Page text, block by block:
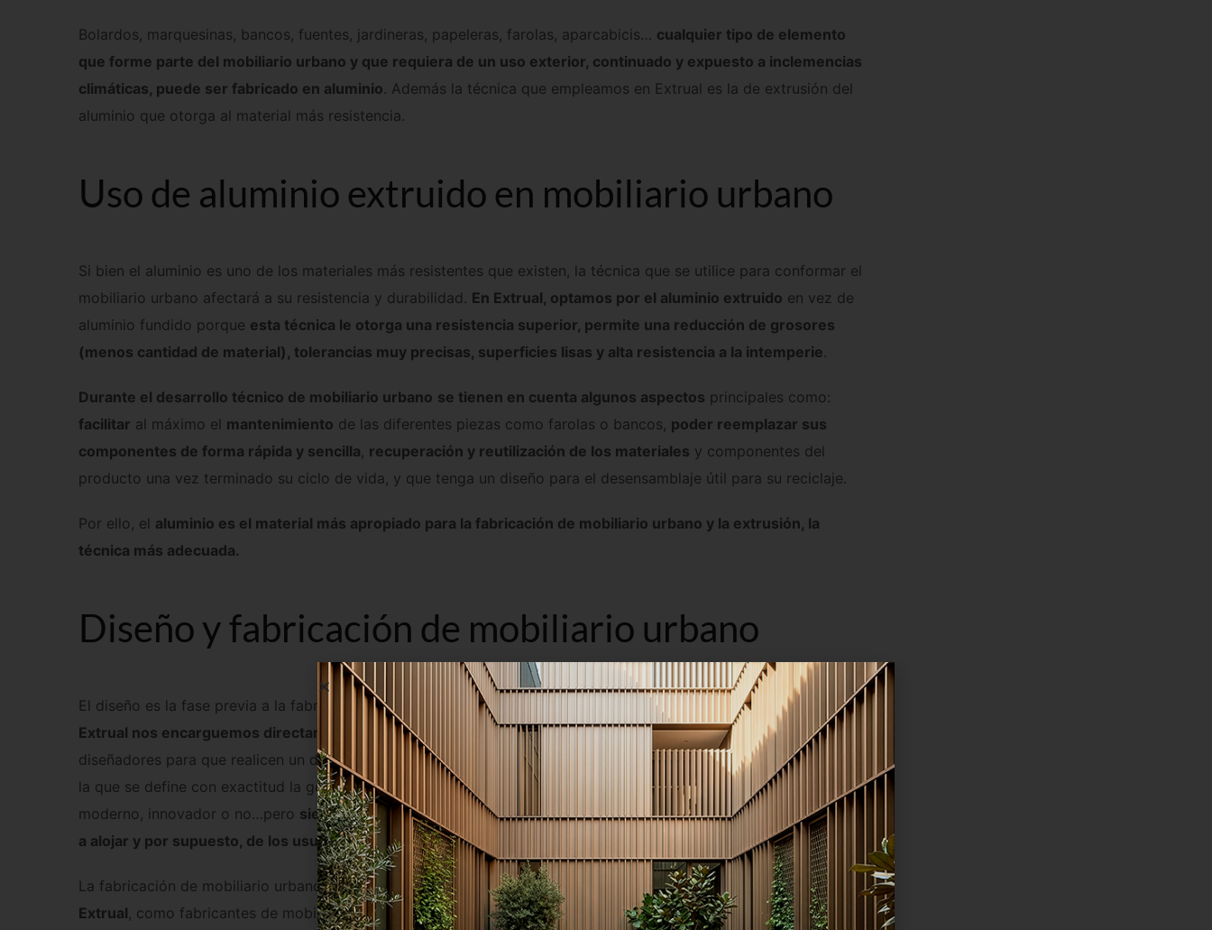
Bolardos, marquesinas, bancos, fuentes, jardineras, papeleras, farolas, aparcabicis… cualquier tipo de elemento
que forme parte del mobiliario urbano y que requiera de un uso exterior, continuado y expuesto a inclemencias
climáticas, puede ser fabricado en aluminio. Además la técnica que empleamos en Extrual es la de extrusión del
aluminio que otorga al material más resistencia.
Uso de aluminio extruido en mobiliario urbano
Si bien el aluminio es uno de los materiales más resistentes que existen, la técnica que se utilice para conformar el
mobiliario urbano afectará a su resistencia y durabilidad. En Extrual, optamos por el aluminio extruido en vez de
aluminio fundido porque esta técnica le otorga una resistencia superior, permite una reducción de grosores
(menos cantidad de material), tolerancias muy precisas, superficies lisas y alta resistencia a la intemperie.
Durante el desarrollo técnico de mobiliario urbano se tienen en cuenta algunos aspectos principales como:
facilitar al máximo el mantenimiento de las diferentes piezas como farolas o bancos, poder reemplazar sus
componentes de forma rápida y sencilla, recuperación y reutilización de los materiales y componentes del
producto una vez terminado su ciclo de vida, y que tenga un diseño para el desensamblaje útil para su reciclaje.
Por ello, el aluminio es el material más apropiado para la fabricación de mobiliario urbano y la extrusión, la
técnica más adecuada.
Diseño y fabricación de mobiliario urbano
El diseño es la fase previa a la fabricación. Muchos de nuestros clientes, nos facilitan sus planos para que
desde
Extrual nos encarguemos directamente de la fabricación
. En otras ocasiones, el cliente confía su idea a nuestros
diseñadores para que realicen un diseño formal. Una vez revisado, este boceto pasa a la fase de diseño formal en
la que se define con exactitud la geometría de la pieza que podrá ser más contemporáneo, actual, clásico,
moderno, innovador o no…pero siempre tendrá que responder a una necesidad real de las ciudades que los van
a alojar y por supuesto, de los usuarios.
La fabricación de mobiliario urbano es la concreción del diseño y por tanto, la última fase de producción. En
Extrual, como fabricantes de mobiliario urbano
tenemos en cuenta y respetamos la normativa de la Unión